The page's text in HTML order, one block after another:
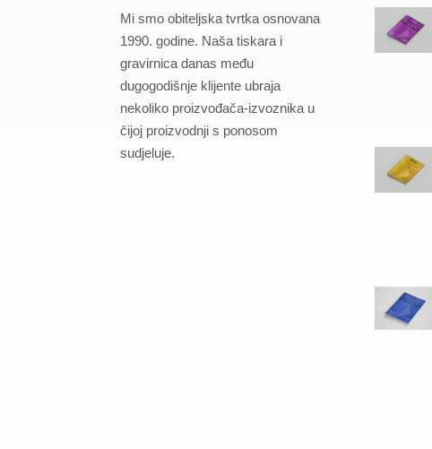
Mi smo obiteljska tvrtka osnovana
1990. godine. Naša tiskara i
gravirnica danas među
dugogodišnje klijente ubraja
nekoliko proizvođača-izvoznika u
čijoj proizvodnji s ponosom
sudjeluje.